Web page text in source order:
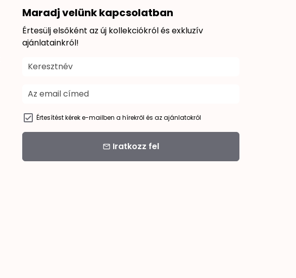
Maradj velünk kapcsolatban
Értesülj elsőként az új kollekciókról és exkluzív
ajánlatainkról!
Értesítést kérek e-mailben a hírekről és az ajánlatokról
email Iratkozz fel